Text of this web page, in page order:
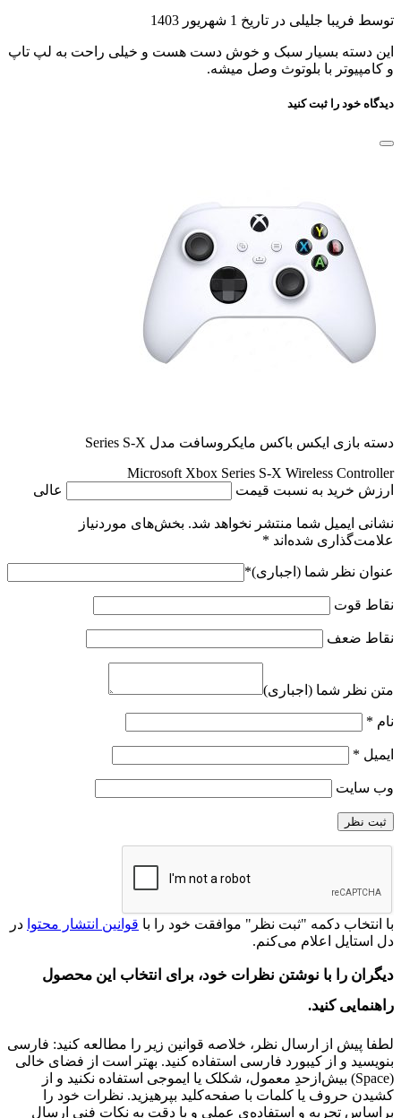
توسط فریبا جلیلی در تاریخ 1 شهریور 1403
این دسته بسیار سبک و خوش دست هست و خیلی راحت به لپ تاپ
و کامپیوتر با بلوتوث وصل میشه.
دیدگاه خود را ثبت کنید
دسته بازی ایکس باکس مایکروسافت مدل Series S-X
Microsoft Xbox Series S-X Wireless Controller
ارزش خرید به نسبت قیمت
عالی
نشانی ایمیل شما منتشر نخواهد شد. بخش‌های موردنیاز
علامت‌گذاری شده‌اند *
عنوان نظر شما (اجباری)*
نقاط قوت
نقاط ضعف
متن نظر شما (اجباری)
نام *
ایمیل *
وب‌ سایت
با انتخاب دکمه "ثبت نظر" موافقت خود را با قوانین انتشار محتوا در
دل‌ استایل اعلام می‌کنم.
دیگران را با نوشتن نظرات خود، برای انتخاب این محصول
راهنمایی کنید.
لطفا پیش از ارسال نظر، خلاصه قوانین زیر را مطالعه کنید: فارسی
بنویسید و از کیبورد فارسی استفاده کنید. بهتر است از فضای خالی
(Space) بیش‌از‌حدِ معمول، شکلک یا ایموجی استفاده نکنید و از
کشیدن حروف یا کلمات با صفحه‌کلید بپرهیزید. نظرات خود را
براساس تجربه و استفاده‌ی عملی و با دقت به نکات فنی ارسال